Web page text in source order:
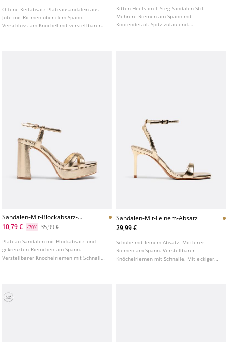
Offene Keilabsatz-Plateausandalen aus
Jute mit Riemen über dem Spann.
Verschluss am Knöchel mit verstellbarer
Kitten Heels im T Steg Sandalen Stil.
Mehrere Riemen am Spann mit
Knotendetail. Spitz zulaufend.
Sandalen-Mit-Blockabsatz-
Und-Plateau
10,79 € -70% 35,99 €
Plateau-Sandalen mit Blockabsatz und
gekreuzten Riemchen am Spann.
Verstellbarer Knöchelriemen mit Schnalle.
Sandalen-Mit-Feinem-Absatz
29,99 €
Schuhe mit feinem Absatz. Mittlerer
Riemen am Spann. Verstellbarer
Knöchelriemen mit Schnalle. Mit eckiger